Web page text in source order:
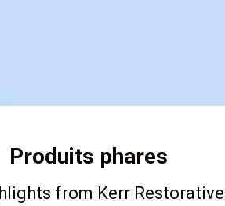
Produits phares
from Kerr